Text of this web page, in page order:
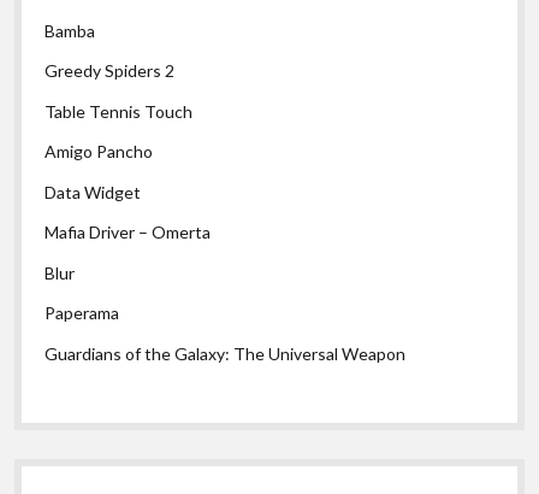
Bamba
Greedy Spiders 2
Table Tennis Touch
Amigo Pancho
Data Widget
Mafia Driver – Omerta
Blur
Paperama
Guardians of the Galaxy: The Universal Weapon